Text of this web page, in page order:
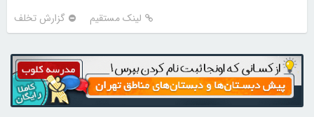
لینک مستقیم گزارش تخلف